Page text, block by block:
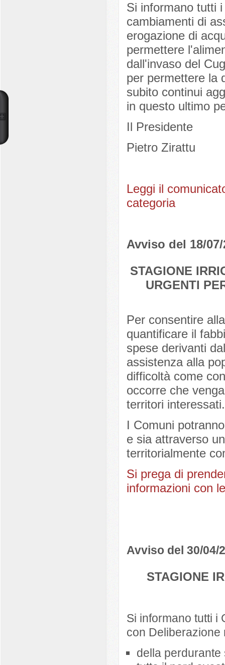
Si informano tutti
cambiamenti di
erogazione di
permettere
dall'invaso del
per permettere la
subito continui
in questo ultimo
Il Presidente
Pietro Zirattu
Leggi il
categoria
Avviso del 18/07/
STAGIONE
URGENTI
Per consentire
quantificare il
spese derivanti
assistenza alla
difficoltà come
occorre che
territori interessati.
I Comuni
e sia attraverso
territorialmente
Si prega di
informazioni con
Avviso del 30/04/
STAGIONE
Si informano tutti i
con Deliberazione
della